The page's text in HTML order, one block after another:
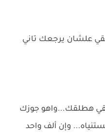
علشان يرجعك تاني
هطلقك...واهو جوزك
وإن ألف واحد